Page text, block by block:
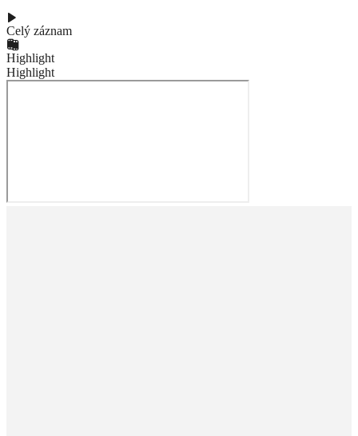
Celý záznam
Highlight
Highlight